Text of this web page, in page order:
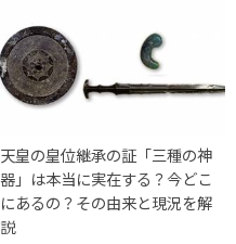
天皇の皇位継承の証「三種の神
器」は本当に実在する？今どこ
にあるの？その由来と現況を解
説